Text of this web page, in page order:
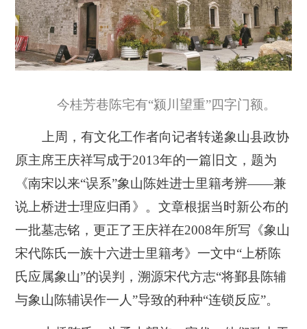
今桂芳巷陈宅有“颍川望重”四字门额。
上周，有文化工作者向记者转递象山县政协
原主席王庆祥写成于2013年的一篇旧文，题为
《南宋以来“误系”象山陈姓进士里籍考辨——兼
说上桥进士理应归甬》。文章根据当时新公布的
一批墓志铭，更正了王庆祥在2008年所写《象山
宋代陈氏一族十六进士里籍考》一文中“上桥陈
氏应属象山”的误判，溯源宋代方志“将鄞县陈辅
与象山陈辅误作一人”导致的种种“连锁反应”。